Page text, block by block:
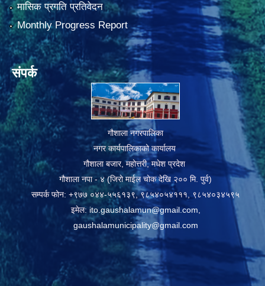
मासिक प्रगति प्रतिवेदन
Monthly Progress Report
संपर्क
गौशाला नगरपालिका
नगर कार्यपालिकाको कार्यालय
गौशाला बजार, महोत्तरी, मधेश प्रदेश
गौशाला नपा - ४ (जिरो माईल चोक देखि २०० मि. पुर्व)
सम्पर्क फोन: +९७७ ०४४-५५६१३९, ९८५४०५४१११, ९८५४०३४५९५
इमेल: ito.gaushalamun@gmail.com,
gaushalamunicipality@gmail.com